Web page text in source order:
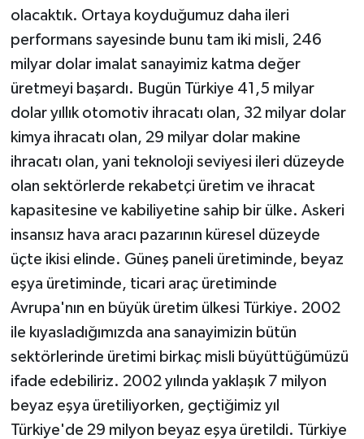
olacaktık. Ortaya koyduğumuz daha ileri
performans sayesinde bunu tam iki misli, 246
milyar dolar imalat sanayimiz katma değer
üretmeyi başardı. Bugün Türkiye 41,5 milyar
dolar yıllık otomotiv ihracatı olan, 32 milyar dolar
kimya ihracatı olan, 29 milyar dolar makine
ihracatı olan, yani teknoloji seviyesi ileri düzeyde
olan sektörlerde rekabetçi üretim ve ihracat
kapasitesine ve kabiliyetine sahip bir ülke. Askeri
insansız hava aracı pazarının küresel düzeyde
üçte ikisi elinde. Güneş paneli üretiminde, beyaz
eşya üretiminde, ticari araç üretiminde
Avrupa'nın en büyük üretim ülkesi Türkiye. 2002
ile kıyasladığımızda ana sanayimizin bütün
sektörlerinde üretimi birkaç misli büyüttüğümüzü
ifade edebiliriz. 2002 yılında yaklaşık 7 milyon
beyaz eşya üretiliyorken, geçtiğimiz yıl
Türkiye'de 29 milyon beyaz eşya üretildi. Türkiye